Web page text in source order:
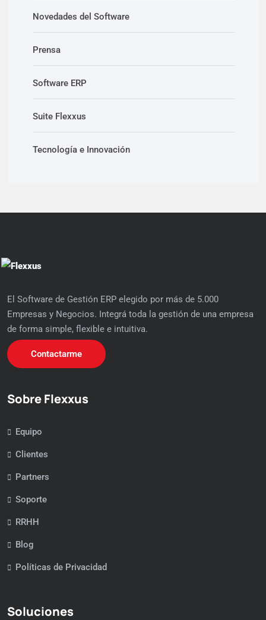
Novedades del Software
Prensa
Software ERP
Suite Flexxus
Tecnología e Innovación
El Software de Gestión ERP elegido por más de 5.000
Empresas y Negocios. Integrá toda la gestión de una empresa
de forma simple, flexible e intuitiva.
Contactarme
Sobre Flexxus
Equipo
Clientes
Partners
Soporte
RRHH
Blog
Políticas de Privacidad
Soluciones